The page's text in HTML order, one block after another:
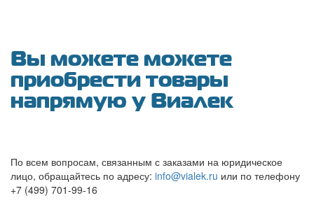
Вы можете можете
приобрести товары
напрямую у Виалек
По всем вопросам, связанным с заказами на юридическое
лицо, обращайтесь по адресу: info@vialek.ru или по телефону
+7 (499) 701-99-16